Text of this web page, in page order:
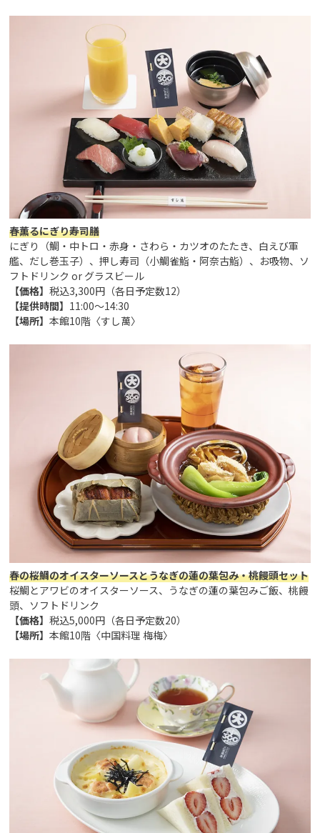
春薫るにぎり寿司膳
にぎり（鯛・中トロ・赤身・さわら・カツオのたたき、白えび軍
艦、だし巻玉子）、押し寿司（小鯛雀鮨・阿奈古鮨）、お吸物、ソ
フトドリンク or グラスビール
【価格】税込3,300円（各日予定数12）
【提供時間】 11:00～14:30
【場所】本館10階〈すし萬〉
春の桜鯛のオイスターソースとうなぎの蓮の葉包み・桃饅頭セット
桜鯛とアワビのオイスターソース、うなぎの蓮の葉包みご飯、桃饅
頭、ソフトドリンク
【価格】税込5,000円（各日予定数20）
【場所】本館10階〈中国料理 梅梅〉